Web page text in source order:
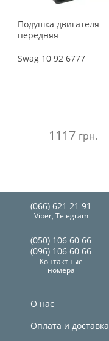
Подушка двигателя
передняя
Swag 10 92 6777
1117 грн.
(066) 621 21 91
Viber, Telegram
(050) 106 60 66
(096) 106 60 66
Контактные
номера
О нас
Оплата и доставка